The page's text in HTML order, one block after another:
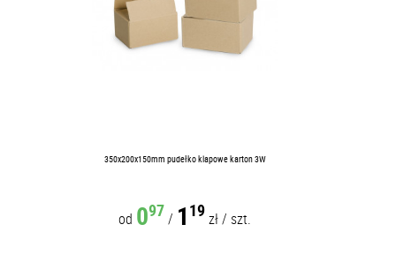
350x200x150mm pudełko klapowe karton 3W
od 097/ 1 19zł/ szt.